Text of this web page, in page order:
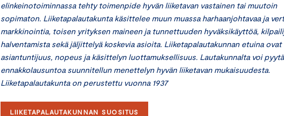
elinkeinotoiminnassa tehty toimenpide hyvän liiketavan vastainen tai muutoin
sopimaton. Liiketapalautakunta käsittelee muun muassa harhaanjohtavaa ja
markkinointia, toisen yrityksen maineen ja tunnettuuden hyväksikäyttöä,
halventamista sekä jäljittelyä koskevia asioita. Liiketapalautakunnan etuina ovat
asiantuntijuus, nopeus ja käsittelyn luottamuksellisuus. Lautakunnalta voi
ennakkolausuntoa suunnitellun menettelyn hyvän liiketavan mukaisuudesta.
Liiketapalautakunta on perustettu vuonna 1937
LIIKETAPALAUTAKUNNAN SUOSITUS